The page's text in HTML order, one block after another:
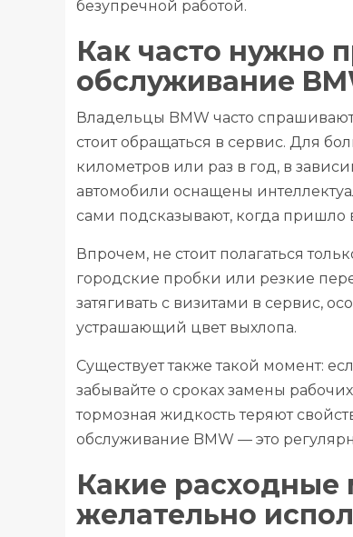
безупречной работой.
Как часто нужно
обслуживание
Владельцы BMW часто
стоит обращаться в сервис. Для
километров или раз в год, в
автомобили оснащены
сами подсказывают, когда пришло
Впрочем, не стоит полагаться
городские пробки или резкие
затягивать с визитами в сервис,
устрашающий цвет выхлопа.
Существует также такой момент:
забывайте о сроках замены
тормозная жидкость теряют
обслуживание BMW — это
Какие расходные
желательно